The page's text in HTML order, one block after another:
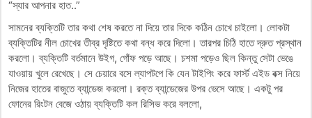
“স্যার আপনার হাত..”
সামনের ব্যক্তিটি তার কথা শেষ করতে না দিয়ে তার দিকে কঠিন চোখে চাইলো। লোকটা
ব্যক্তিটির নীল চোখের তীব্র দৃষ্টিতে কথা বন্ধ করে দিলো। তারপর চিঠি হাতে দ্রুত প্রস্থান
করলো। ব্যক্তিটি বর্তমানে উইগ, গোঁফ পড়ে আছে। চশমা পড়েও ছিল কিন্তু সেটা ভেঙে
যাওয়ায় খুলে রেখেছে। সে চেয়ারে বসে ল্যাপটপে কি যেন টাইপিং করে ফার্স্ট এইড বক্স নিয়ে
নিজের হাতের বাজুতে ব্যান্ডেজ করলো। রক্ত ব্যান্ডেজের উপর ভেসে আছে। একটু পর
ফোনের রিংটন বেজে ওঠায় ব্যক্তিটি কল রিসিভ করে বললো,